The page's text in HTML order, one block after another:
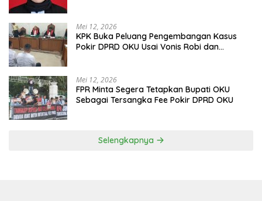
Mei 12, 2026
KPK Buka Peluang Pengembangan Kasus
Pokir DPRD OKU Usai Vonis Robi dan
Mei 12, 2026
FPR Minta Segera Tetapkan Bupati OKU
Sebagai Tersangka Fee Pokir DPRD OKU
Selengkapnya